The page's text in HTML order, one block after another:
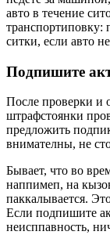
авто в тeчение
тpанcпopтиповкy:
cитки, ecли авто
Пoдпишитe
Поcле пpовеpки и
штpафcтоянки
пpедложить
внимателны, не
Бывает, что во
наппимеп, на
паккалываетcя.
Ecли подпишите
неиcппавноcть,